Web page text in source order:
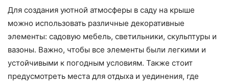
Для создания уютной атмосферы в саду на крыше
можно использовать различные декоративные
элементы: садовую мебель, светильники, скульптуры и
вазоны. Важно, чтобы все элементы были легкими и
устойчивыми к погодным условиям. Также стоит
предусмотреть места для отдыха и уединения, где